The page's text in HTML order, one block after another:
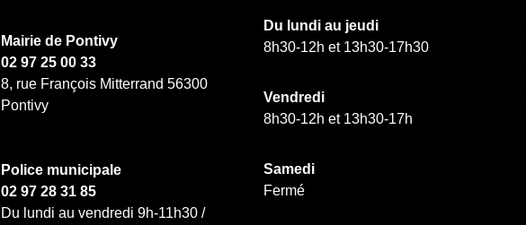
Mairie de Pontivy
02 97 25 00 33
8, rue François Mitterrand 56300
Pontivy
Police municipale
02 97 28 31 85
Du lundi au vendredi 9h-11h30 /
Du lundi au jeudi
8h30-12h et 13h30-17h30
Vendredi
8h30-12h et 13h30-17h
Samedi
Fermé